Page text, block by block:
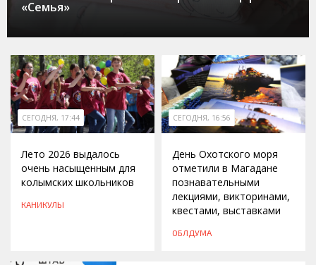
«Семья»
СЕГОДНЯ, 17:44
Лето 2026 выдалось
очень насыщенным для
колымских школьников
КАНИКУЛЫ
СЕГОДНЯ, 16:56
День Охотского моря
отметили в Магадане
познавательными
лекциями, викторинами,
квестами, выставками
ОБЛДУМА